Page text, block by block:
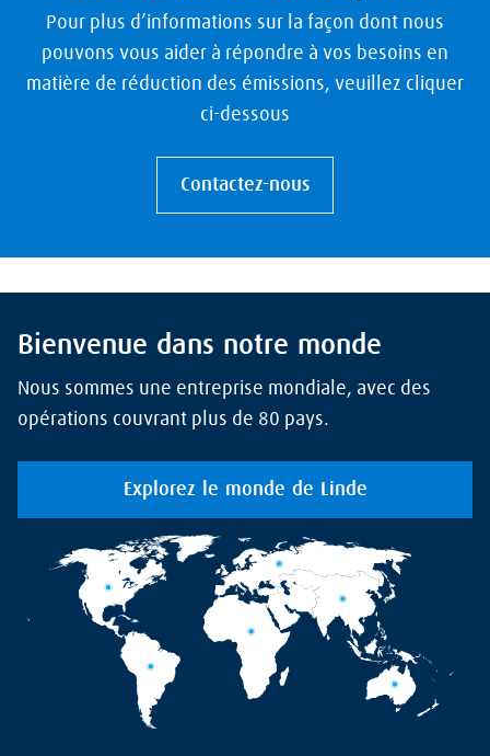
Pour plus d’informations sur la façon dont nous
pouvons vous aider à répondre à vos besoins en
matière de réduction des émissions, veuillez cliquer
ci-dessous
Contactez-nous
Bienvenue dans notre monde
Nous sommes une entreprise mondiale, avec des
opérations couvrant plus de 80 pays.
Explorez le monde de Linde